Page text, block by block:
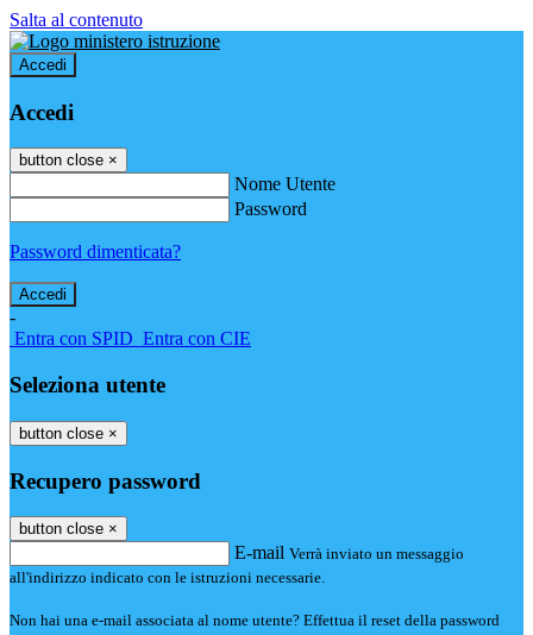
Salta al contenuto
Accedi
Accedi
button close ×
Nome Utente
Password
Password dimenticata?
-
Entra con SPID Entra con CIE
Seleziona utente
button close ×
Recupero password
button close ×
E-mail Verrà inviato un messaggio
all'indirizzo indicato con le istruzioni necessarie.
Non hai una e-mail associata al nome utente? Effettua il reset della password